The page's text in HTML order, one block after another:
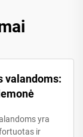
valandoms:
yra
ir